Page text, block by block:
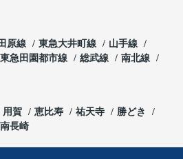
原線 東急大井町線
山手線
東急田園都市線 総武線
南北線
用賀 恵比寿 祐天寺
勝どき
長崎